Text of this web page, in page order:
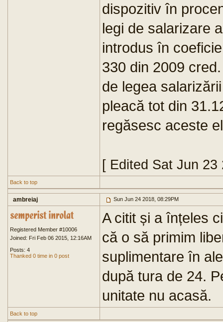
dispozitiv în
legi de salarizare
introdus în
330 din 2009
de legea
pleacă tot din
regăsesc aceste
[ Edited Sat Jun
Back to top
ambreiaj Sun Jun 24 2018, 08:29PM
Registered Member #10006
Joined: Fri Feb 06 2015, 12:16AM
Posts: 4
Thanked 0 time in 0 post
A citit și a înțeles
că o să primim
suplimentare în
după tura de 24.
unitate nu acasă.
Back to top